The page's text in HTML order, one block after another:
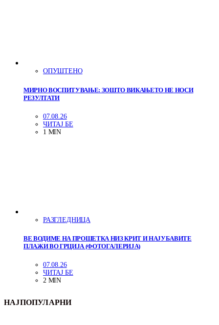
ОПУШТЕНО
МИРНО ВОСПИТУВАЊЕ: ЗОШТО ВИКАЊЕТО НЕ НОСИ
РЕЗУЛТАТИ
07.08.26
ЧИТАЈ БЕ
1 MIN
РАЗГЛЕДНИЦА
ВЕ ВОДИМЕ НА ПРОШЕТКА НИЗ КРИТ И НАЈУБАВИТЕ
ПЛАЖИ ВО ГРЦИЈА (ФОТОГАЛЕРИЈА)
07.08.26
ЧИТАЈ БЕ
2 MIN
НАЈПОПУЛАРНИ